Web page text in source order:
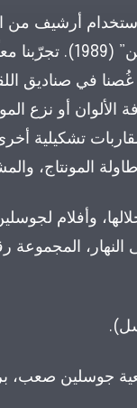
قِبل جوسلين صعب
في صناديق
الألوان أو نزع
تشكيلية
المونتاج،
وأفلام